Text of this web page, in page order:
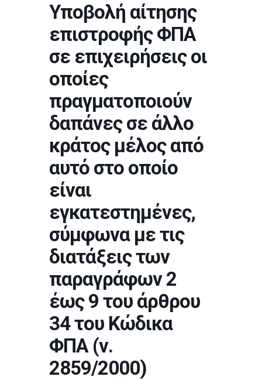
Υποβολή αίτησης
επιστροφής ΦΠΑ
σε επιχειρήσεις οι
οποίες
πραγματοποιούν
δαπάνες σε άλλο
κράτος μέλος από
αυτό στο οποίο
είναι
εγκατεστημένες,
σύμφωνα με τις
διατάξεις των
παραγράφων 2
έως 9 του άρθρου
34 του Κώδικα
ΦΠΑ (ν.
2859/2000)